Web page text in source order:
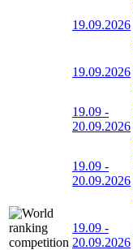
19.09.2026
19.09.2026
19.09 -
20.09.2026
19.09 -
20.09.2026
19.09 -
20.09.2026